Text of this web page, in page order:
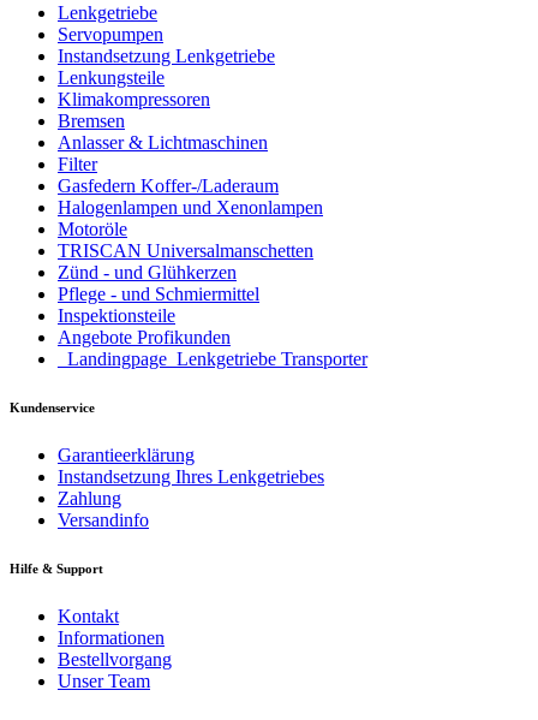
Lenkgetriebe
Servopumpen
Instandsetzung Lenkgetriebe
Lenkungsteile
Klimakompressoren
Bremsen
Anlasser & Lichtmaschinen
Filter
Gasfedern Koffer-/Laderaum
Halogenlampen und Xenonlampen
Motoröle
TRISCAN Universalmanschetten
Zünd - und Glühkerzen
Pflege - und Schmiermittel
Inspektionsteile
Angebote Profikunden
_Landingpage_Lenkgetriebe Transporter
Kundenservice
Garantieerklärung
Instandsetzung Ihres Lenkgetriebes
Zahlung
Versandinfo
Hilfe & Support
Kontakt
Informationen
Bestellvorgang
Unser Team